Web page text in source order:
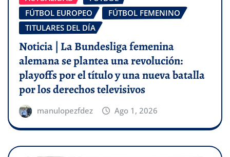
FÚTBOL EUROPEO
FÚTBOL FEMENINO
TITULARES DEL DÍA
Noticia | La Bundesliga femenina
alemana se plantea una revolución:
playoffs por el título y una nueva batalla
por los derechos televisivos
manulopezfdez Ago 1, 2026